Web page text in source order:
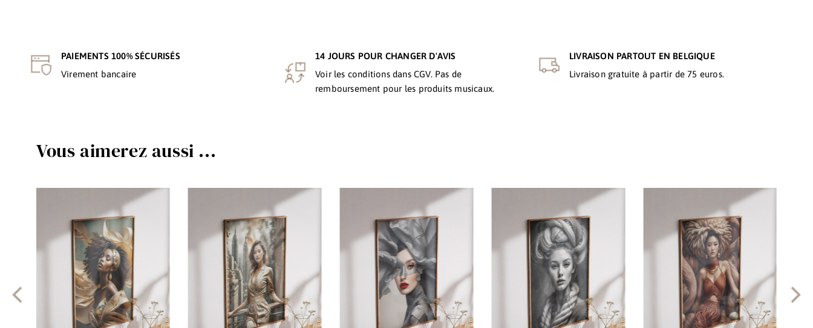
PAIEMENTS 100% SÉCURISÉS
Virement bancaire
14 JOURS POUR CHANGER D'AVIS
Voir les conditions dans CGV. Pas de
remboursement pour les produits musicaux.
LIVRAISON PARTOUT EN BELGIQUE
Livraison gratuite à partir de 75 euros.
Vous aimerez aussi ...